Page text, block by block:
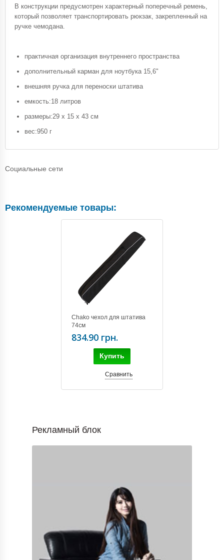
В конструкции предусмотрен характерный поперечный ремень,
который позволяет транспортировать рюкзак, закрепленный на
ручке чемодана.
практичная организация внутреннего пространства
дополнительный карман для ноутбука 15,6"
внешняя ручка для переноски штатива
емкость:18 литров
размеры:29 x 15 x 43 см
вес:950 г
Социальные сети
Рекомендуемые товары:
Chako чехол для штатива
74см
834.90 грн.
Купить
Сравнить
Рекламный блок